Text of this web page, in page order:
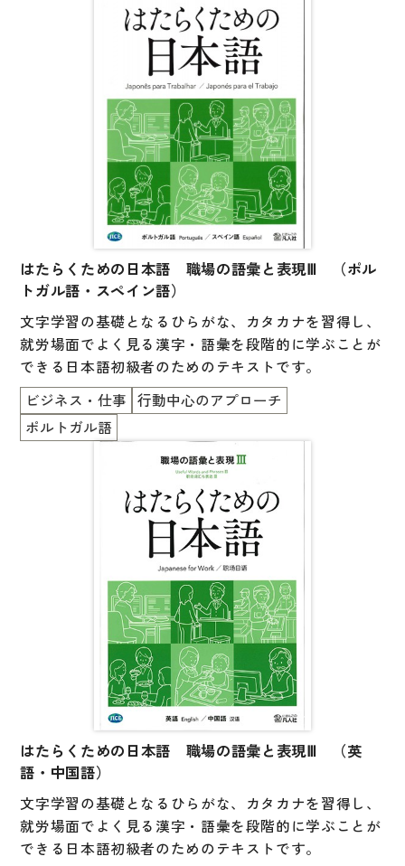
はたらくための日本語 職場の語彙と表現Ⅲ （ポル
トガル語・スペイン語）
文字学習の基礎となるひらがな、カタカナを習得し、
就労場面でよく見る漢字・語彙を段階的に学ぶことが
できる日本語初級者のためのテキストです。
ビジネス・仕事 行動中心のアプローチ
ポルトガル語
はたらくための日本語 職場の語彙と表現Ⅲ （英
語・中国語）
文字学習の基礎となるひらがな、カタカナを習得し、
就労場面でよく見る漢字・語彙を段階的に学ぶことが
できる日本語初級者のためのテキストです。